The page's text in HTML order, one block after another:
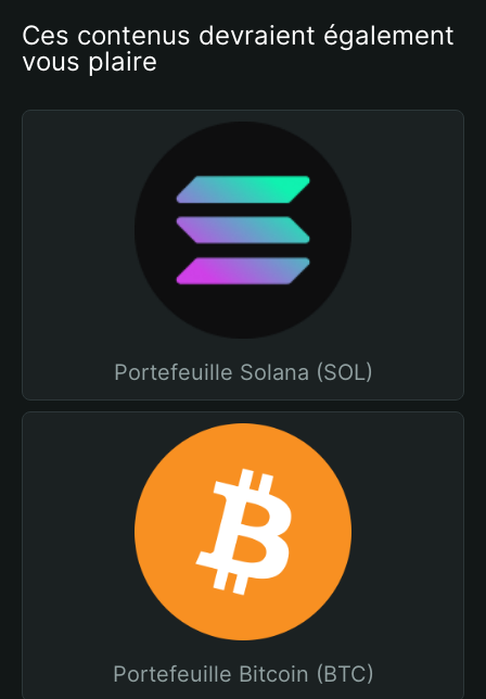
Ces contenus devraient également
vous plaire
Portefeuille Solana (SOL)
Portefeuille Bitcoin (BTC)